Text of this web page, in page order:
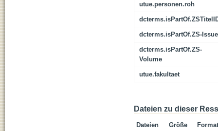
utue.personen.roh
dcterms.isPartOf.ZS-Issue
dcterms.isPartOf.ZS-
Volume
utue.fakultaet
Dateien zu dieser
Dateien Größe
Format